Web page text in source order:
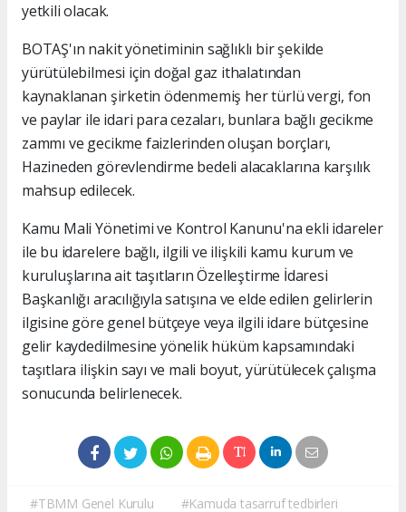
yetkili olacak.
BOTAŞ'ın nakit yönetiminin sağlıklı bir şekilde
yürütülebilmesi için doğal gaz ithalatından
kaynaklanan şirketin ödenmemiş her türlü vergi, fon
ve paylar ile idari para cezaları, bunlara bağlı gecikme
zammı ve gecikme faizlerinden oluşan borçları,
Hazineden görevlendirme bedeli alacaklarına karşılık
mahsup edilecek.
Kamu Mali Yönetimi ve Kontrol Kanunu'na ekli idareler
ile bu idarelere bağlı, ilgili ve ilişkili kamu kurum ve
kuruluşlarına ait taşıtların Özelleştirme İdaresi
Başkanlığı aracılığıyla satışına ve elde edilen gelirlerin
ilgisine göre genel bütçeye veya ilgili idare bütçesine
gelir kaydedilmesine yönelik hüküm kapsamındaki
taşıtlara ilişkin sayı ve mali boyut, yürütülecek çalışma
sonucunda belirlenecek.
#TBMM Genel Kurulu #Kamuda tasarruf tedbirleri